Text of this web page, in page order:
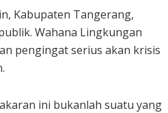
Kabupaten Tangerang,
Wahana Lingkungan
pengingat serius akan krisis
ini bukanlah suatu yang